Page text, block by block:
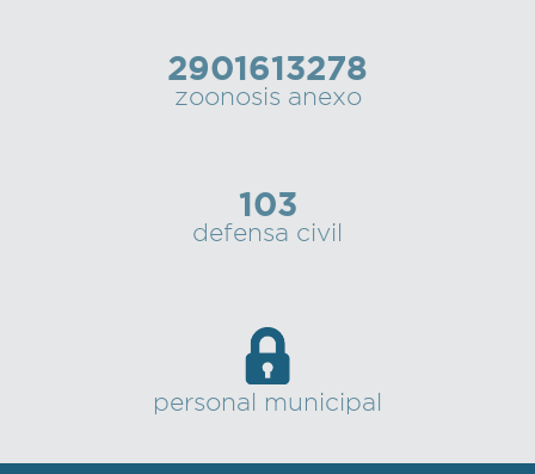
2901613278
zoonosis anexo
103
defensa civil
personal municipal